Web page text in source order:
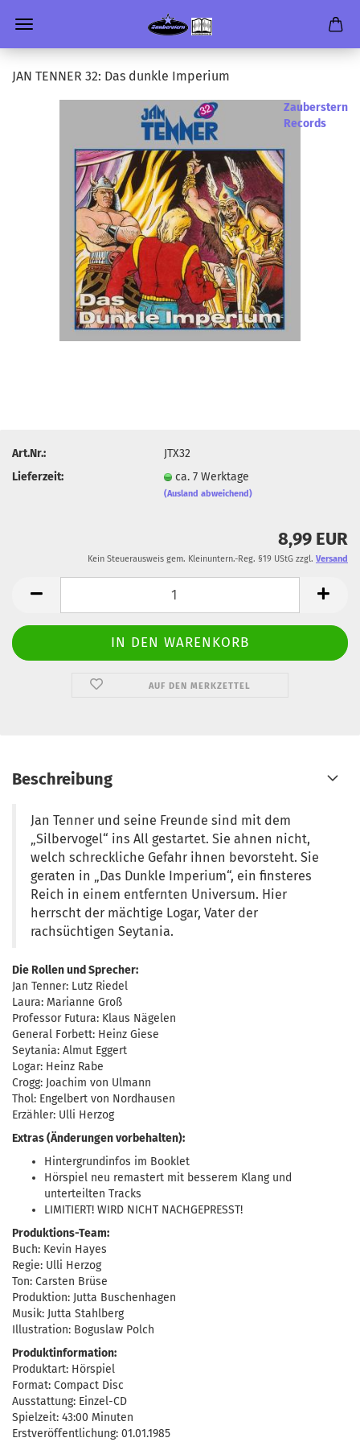
JAN TEN­NER 32: Das dunk­le Im­pe­ri­um
Zauberstern
Records
Art.Nr.:
JTX32
Lieferzeit:
ca. 7 Werktage
(Ausland abweichend)
8,99 EUR
Kein Steuerausweis gem. Kleinuntern.-Reg. §19 UStG zzgl. Versand
AUF DEN MERKZETTEL
Beschreibung
Jan Tenner und seine Freunde sind mit dem
„Silbervogel“ ins All gestartet. Sie ahnen nicht,
welch schreckliche Gefahr ihnen bevorsteht. Sie
geraten in „Das Dunkle Imperium“, ein finsteres
Reich in einem entfernten Universum. Hier
herrscht der mächtige Logar, Vater der
rachsüchtigen Seytania.
Die Rollen und Sprecher:
Jan Tenner: Lutz Riedel
Laura: Marianne Groß
Professor Futura: Klaus Nägelen
General Forbett: Heinz Giese
Seytania: Almut Eggert
Logar: Heinz Rabe
Crogg: Joachim von Ulmann
Thol: Engelbert von Nordhausen
Erzähler: Ulli Herzog
Extras (Änderungen vorbehalten):
Hintergrundinfos im Booklet
Hörspiel neu remastert mit besserem Klang und
unterteilten Tracks
LIMITIERT! WIRD NICHT NACHGEPRESST!
Produktions-Team:
Buch: Kevin Hayes
Regie: Ulli Herzog
Ton: Carsten Brüse
Produktion: Jutta Buschenhagen
Musik: Jutta Stahlberg
Illustration: Boguslaw Polch
Produktinformation:
Produktart: Hörspiel
Format: Compact Disc
Ausstattung: Einzel-CD
Spielzeit: 43:00 Minuten
Erstveröffentlichung: 01.01.1985